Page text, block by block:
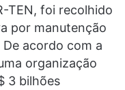
TEN, foi recolhido
por manutenção
acordo com a
organização
3 bilhões